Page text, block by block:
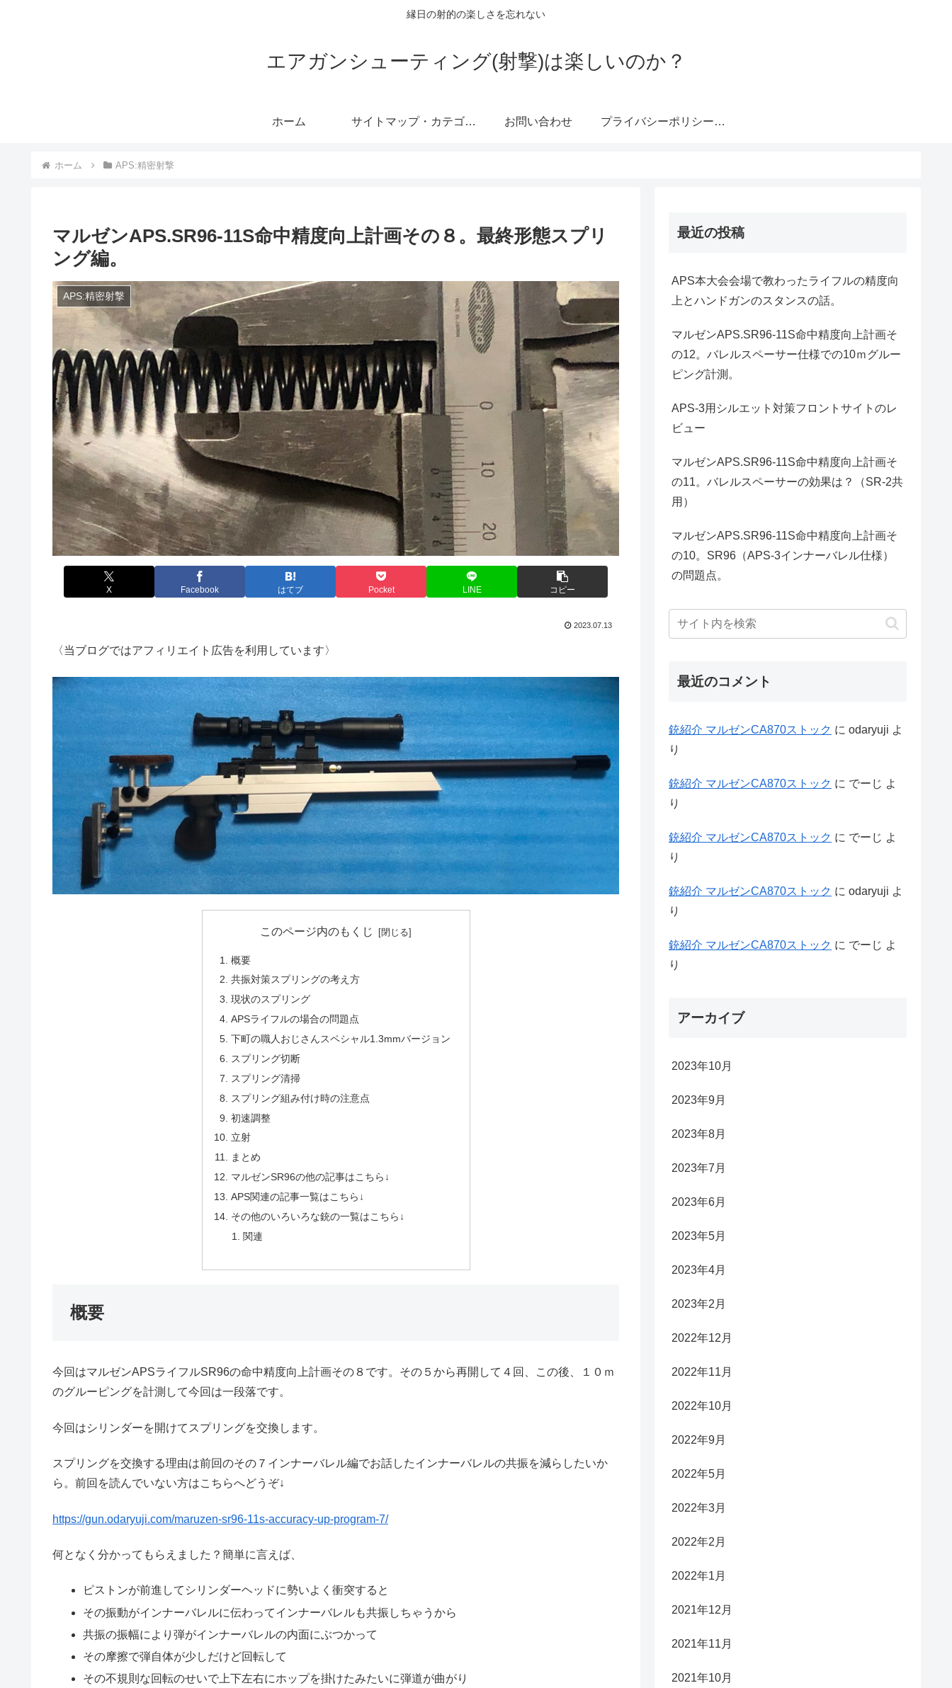
縁日の射的の楽しさを忘れない
エアガンシューティング(射撃)は楽しいのか？
ホーム サイトマップ・カテゴリー お問い合わせ プライバシーポリシー・注意事項
ホーム APS:精密射撃
マルゼンAPS.SR96-11S命中精度向上計画その８。最終形態スプリ
ング編。
APS:精密射撃
X Facebook はてブ Pocket LINE コピー
2023.07.13
〈当ブログではアフィリエイト広告を利用しています〉
このページ内のもくじ
概要
共振対策スプリングの考え方
現状のスプリング
APSライフルの場合の問題点
下町の職人おじさんスペシャル1.3mmバージョン
スプリング切断
スプリング清掃
スプリング組み付け時の注意点
初速調整
立射
まとめ
マルゼンSR96の他の記事はこちら↓
APS関連の記事一覧はこちら↓
その他のいろいろな銃の一覧はこちら↓
関連
概要
今回はマルゼンAPSライフルSR96の命中精度向上計画その８です。その５から再開して４回、この後、１０ｍ
のグルーピングを計測して今回は一段落です。
今回はシリンダーを開けてスプリングを交換します。
スプリングを交換する理由は前回のその７インナーバレル編でお話したインナーバレルの共振を減らしたいか
ら。前回を読んでいない方はこちらへどうぞ↓
https://gun.odaryuji.com/maruzen-sr96-11s-accuracy-up-program-7/
何となく分かってもらえました？簡単に言えば、
ピストンが前進してシリンダーヘッドに勢いよく衝突すると
その振動がインナーバレルに伝わってインナーバレルも共振しちゃうから
共振の振幅により弾がインナーバレルの内面にぶつかって
その摩擦で弾自体が少しだけど回転して
その不規則な回転のせいで上下左右にホップを掛けたみたいに弾道が曲がり
最近の投稿
APS本大会会場で教わったライフルの精度向
上とハンドガンのスタンスの話。
マルゼンAPS.SR96-11S命中精度向上計画そ
の12。バレルスペーサー仕様での10ｍグルー
ピング計測。
APS-3用シルエット対策フロントサイトのレ
ビュー
マルゼンAPS.SR96-11S命中精度向上計画そ
の11。バレルスペーサーの効果は？（SR-2共
用）
マルゼンAPS.SR96-11S命中精度向上計画そ
の10。SR96（APS-3インナーバレル仕様）
の問題点。
最近のコメント
銃紹介 マルゼンCA870ストック に odaryuji よ
り
銃紹介 マルゼンCA870ストック に でーじ よ
り
銃紹介 マルゼンCA870ストック に でーじ よ
り
銃紹介 マルゼンCA870ストック に odaryuji よ
り
銃紹介 マルゼンCA870ストック に でーじ よ
り
アーカイブ
2023年10月
2023年9月
2023年8月
2023年7月
2023年6月
2023年5月
2023年4月
2023年2月
2022年12月
2022年11月
2022年10月
2022年9月
2022年5月
2022年3月
2022年2月
2022年1月
2021年12月
2021年11月
2021年10月